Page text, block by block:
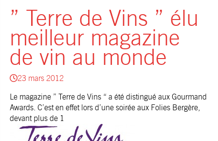
” Terre de Vins ” élu
meilleur magazine
de vin au monde
23 mars 2012
Le magazine ” Terre de Vins “ a été distingué aux Gourmand
Awards. C’est en effet lors d’une soirée aux Folies Bergère,
devant plus de 1